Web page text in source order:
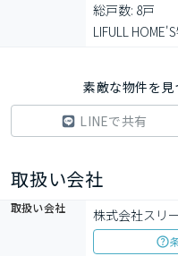
総戸数: 8戸
LIFULL
素敵な物件を見
LINEで共有
取扱い会社
取扱い会社 株式会社スリ